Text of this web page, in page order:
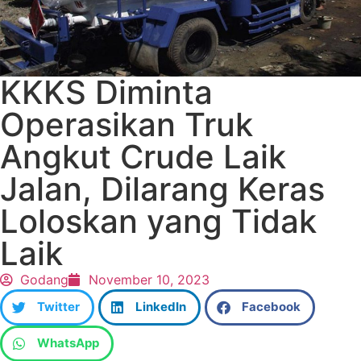
KKKS Diminta
Operasikan Truk
Angkut Crude Laik
Jalan, Dilarang Keras
Loloskan yang Tidak
Laik
Godang November 10, 2023
Twitter LinkedIn Facebook
WhatsApp